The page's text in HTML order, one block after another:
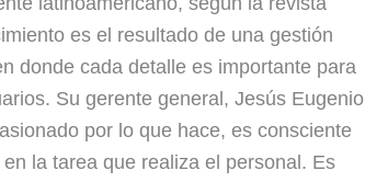
es el resultado de una gestión
donde cada detalle es importante para
Su gerente general, Jesús Eugenio
por lo que hace, es consciente
la tarea que realiza el personal. Es